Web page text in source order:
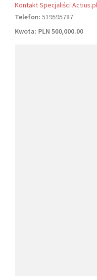
Kontakt Specjaliści Actius.pl
Telefon: 519595787
Kwota: PLN 500,000.00